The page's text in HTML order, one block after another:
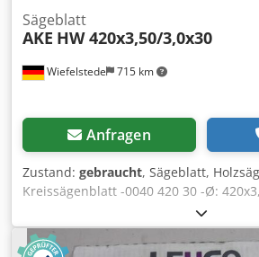
Wiefelstede 715 km
Sägeblatt
AKE HW 420x3,50/3,0x30
Anfragen
Zustand: gebraucht, Sägeblatt,
Kreissägenblatt -0040 420 30 -Ø:
13,74 -n max.: 4300 -0317-1114700 HW
Anzahl: 3x vorhanden Dcsdpfx Aed
kg/Stück